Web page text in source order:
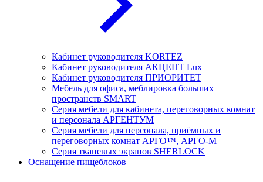
Кабинет руководителя KORTEZ
Кабинет руководителя АКЦЕНТ Lux
Кабинет руководителя ПРИОРИТЕТ
Мебель для офиса, меблировка больших
пространств SMART
Серия мебели для кабинета, переговорных комнат
и персонала АРГЕНТУМ
Серия мебели для персонала, приёмных и
переговорных комнат АРГО™, АРГО-М
Серия тканевых экранов SHERLOCK
Оснащение пищеблоков